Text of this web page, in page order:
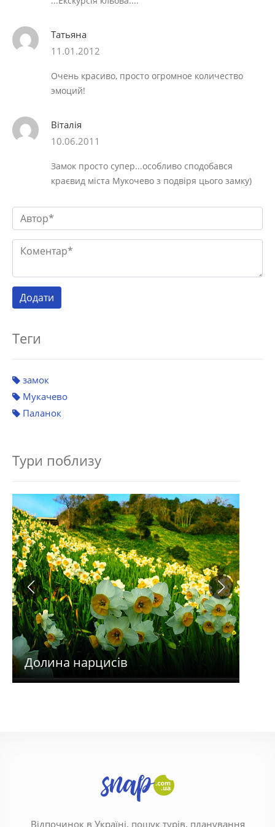
Татьяна
11.01.2012
Очень красиво, просто огромное количество
эмоций!
Віталія
10.06.2011
Замок просто супер...особливо сподобався
краєвид міста Мукочево з подвіря цього замку)
Теги
замок
Мукачево
Паланок
Тури поблизу
Долина нарцисів
Відпочинок в Україні, пошук турів, планування